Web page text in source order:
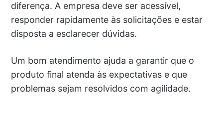
diferença. A empresa deve ser acessível,
responder rapidamente às solicitações e estar
disposta a esclarecer dúvidas.
Um bom atendimento ajuda a garantir que o
produto final atenda às expectativas e que
problemas sejam resolvidos com agilidade.